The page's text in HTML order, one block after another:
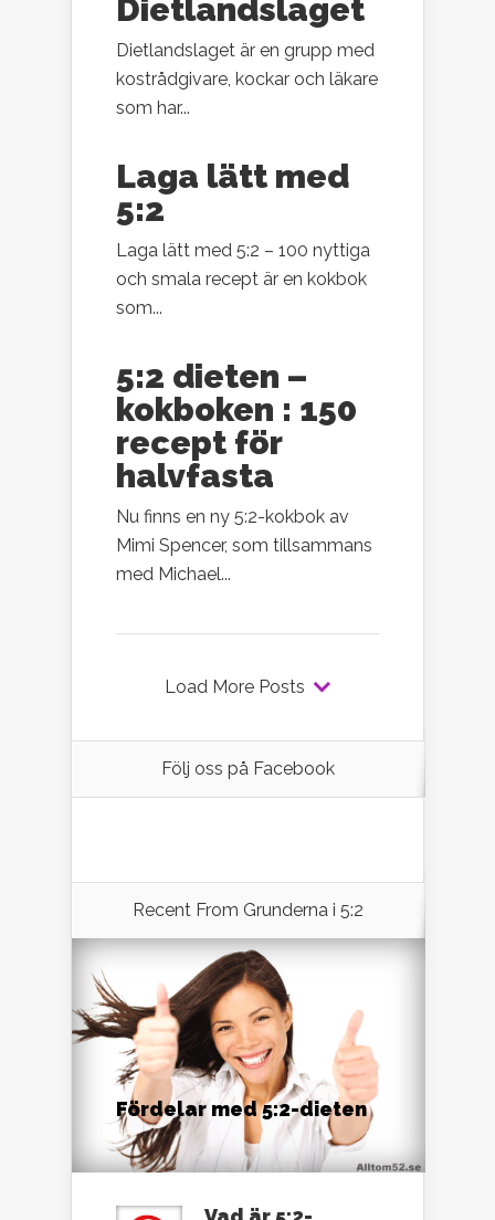
Dietlandslaget
Dietlandslaget är en grupp med
kostrådgivare, kockar och läkare
som har...
Laga lätt med
5:2
Laga lätt med 5:2 – 100 nyttiga
och smala recept är en kokbok
som...
5:2 dieten –
kokboken : 150
recept för
halvfasta
Nu finns en ny 5:2-kokbok av
Mimi Spencer, som tillsammans
med Michael...
Load More Posts
Följ oss på Facebook
Recent From Grunderna i 5:2
Fördelar med 5:2-dieten